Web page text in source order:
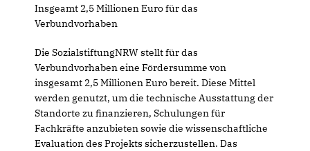
Insgeamt 2,5 Millionen Euro für das
Verbundvorhaben
Die SozialstiftungNRW stellt für das
Verbundvorhaben eine Fördersumme von
insgesamt 2,5 Millionen Euro bereit. Diese Mittel
werden genutzt, um die technische Ausstattung der
Standorte zu finanzieren, Schulungen für
Fachkräfte anzubieten sowie die wissenschaftliche
Evaluation des Projekts sicherzustellen. Das